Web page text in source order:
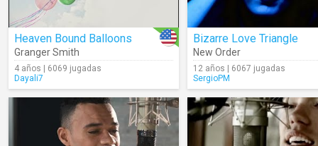
Heaven Bound Balloons
Granger Smith
4 años | 6069 jugadas
Dayali7
Bizarre Love Triangle
New Order
12 años | 6067 jugadas
SergioPM